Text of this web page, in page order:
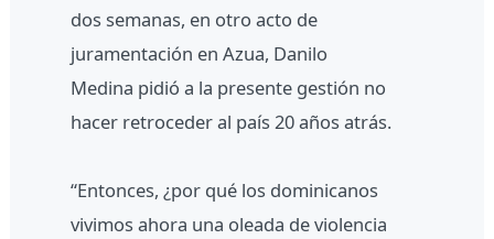
dos semanas, en otro acto de
juramentación en Azua, Danilo
Medina pidió a la presente gestión no
hacer retroceder al país 20 años atrás.
“Entonces, ¿por qué los dominicanos
vivimos ahora una oleada de violencia